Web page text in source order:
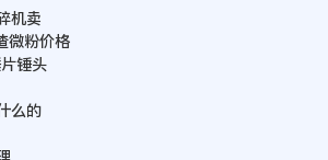
机卖
微粉价格
锤头
么的